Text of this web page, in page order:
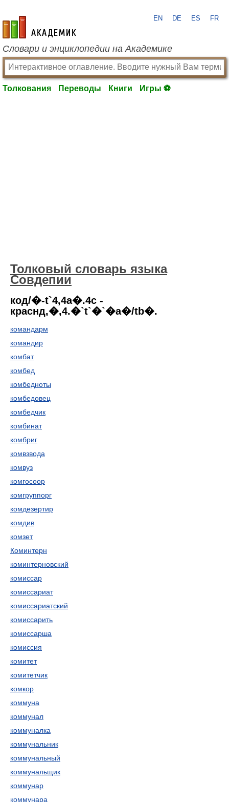
academic.ru
EN DE ES FR
Словари и энциклопедии на Академике
Толкования Переводы Книги Игры ⚽
Толковый словарь языка
Совдепии
код/�-t`4,4a�.4c -
краснд,�,4.�`t`�`�a�/tb�.
командарм
командир
комбат
комбед
комбедноты
комбедовец
комбедчик
комбинат
комбриг
комвзвода
комвуз
комгосоор
комгруппорг
комдезертир
комдив
комзет
Коминтерн
коминтерновский
комиссар
комиссариат
комиссариатский
комиссарить
комиссарша
комиссия
комитет
комитетчик
комкор
коммуна
коммунал
коммуналка
коммунальник
коммунальный
коммунальщик
коммунар
коммунара